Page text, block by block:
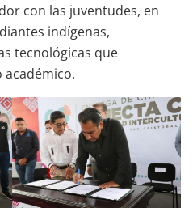
con las juventudes, en
indígenas,
tecnológicas que